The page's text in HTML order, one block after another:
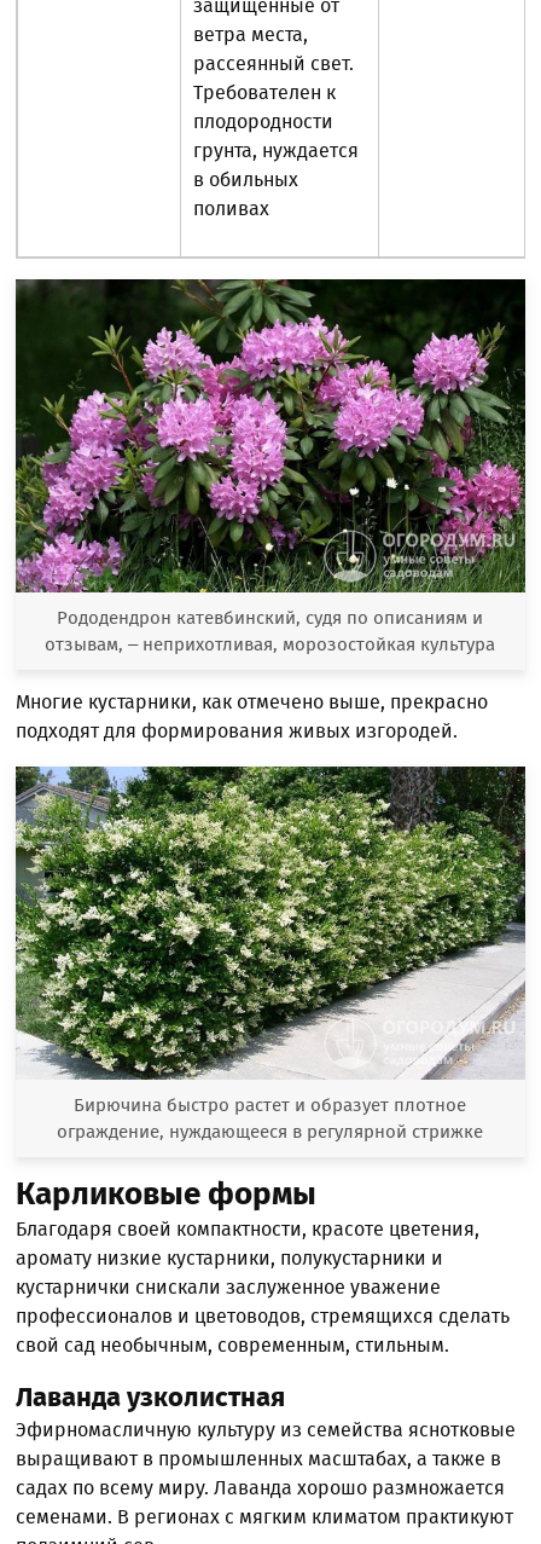
защищенные от
ветра места,
рассеянный свет.
Требователен к
плодородности
грунта, нуждается
в обильных
поливах
Рододендрон катевбинский, судя по описаниям и
отзывам, – неприхотливая, морозостойкая культура
Многие кустарники, как отмечено выше, прекрасно
подходят для формирования живых изгородей.
Бирючина быстро растет и образует плотное
ограждение, нуждающееся в регулярной стрижке
Карликовые формы
Благодаря своей компактности, красоте цветения,
аромату низкие кустарники, полукустарники и
кустарнички снискали заслуженное уважение
профессионалов и цветоводов, стремящихся сделать
свой сад необычным, современным, стильным.
Лаванда узколистная
Эфирномасличную культуру из семейства яснотковые
выращивают в промышленных масштабах, а также в
садах по всему миру. Лаванда хорошо размножается
семенами. В регионах с мягким климатом практикуют